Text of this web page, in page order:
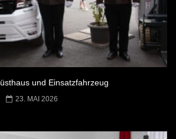
und Einsatzfahrzeug
23. MAI 2026